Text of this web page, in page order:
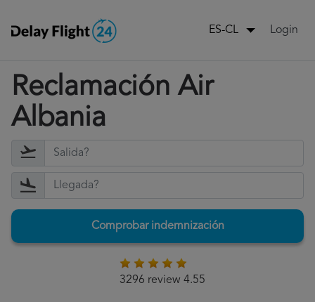
ES-CL Login
Reclamación Air
Albania
Comprobar indemnización
3296 review 4.55